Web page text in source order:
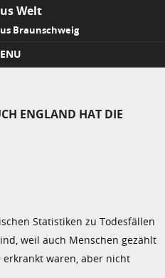
Welt
Braunschweig
ENGLAND HAT DIE
Statistiken zu Todesfällen
weil auch Menschen gezählt
erkrankt waren, aber nicht